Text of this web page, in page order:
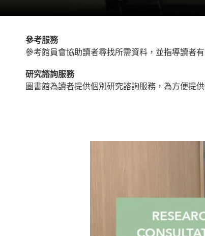
參考服務
參考館員會協助讀者尋找所需資料，並指導讀者
研究諮詢服務
圖書館為讀者提供個別研究諮詢服務，為方便提